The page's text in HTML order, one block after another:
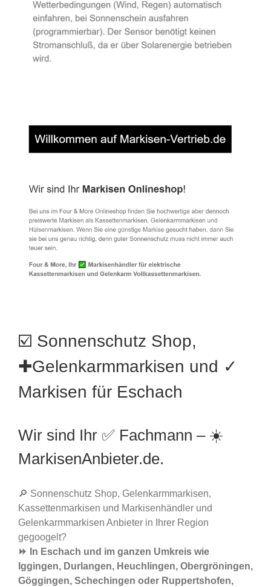
☑️ Sonnenschutz Shop,
✚Gelenkarmmarkisen und ✓
Markisen für Eschach
Wir sind Ihr ✅ Fachmann – ☀️
MarkisenAnbieter.de.
🔎 Sonnenschutz Shop, Gelenkarmmarkisen,
Kassettenmarkisen und Markisenhändler und
Gelenkarmmarkisen Anbieter in Ihrer Region
gegoogelt?
⏩ In Eschach und im ganzen Umkreis wie
Iggingen, Durlangen, Heuchlingen, Obergröningen,
Göggingen, Schechingen oder Ruppertshofen,